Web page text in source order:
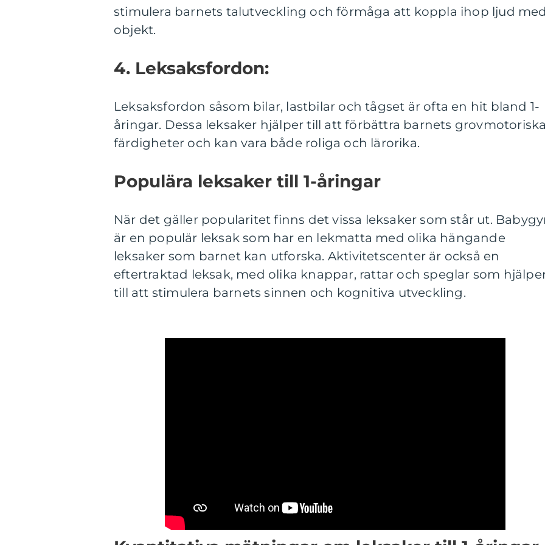
stimulera barnets talutveckling och förmåga att koppla ihop ljud med
objekt.
4. Leksaksfordon:
Leksaksfordon såsom bilar, lastbilar och tågset är ofta en hit bland 1-
åringar. Dessa leksaker hjälper till att förbättra barnets grovmotoriska
färdigheter och kan vara både roliga och lärorika.
Populära leksaker till 1-åringar
När det gäller popularitet finns det vissa leksaker som står ut.
är en populär leksak som har en lekmatta med olika hängande
leksaker som barnet kan utforska. Aktivitetscenter är också en
eftertraktad leksak, med olika knappar, rattar och speglar som
till att stimulera barnets sinnen och kognitiva utveckling.